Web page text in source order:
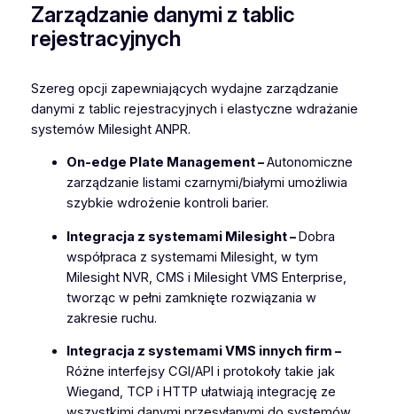
Zarządzanie danymi z tablic
rejestracyjnych
Szereg opcji zapewniających wydajne zarządzanie
danymi z tablic rejestracyjnych i elastyczne wdrażanie
systemów Milesight ANPR.
On-edge Plate Management –Autonomiczne
zarządzanie listami czarnymi/białymi umożliwia
szybkie wdrożenie kontroli barier.
Integracja z systemami Milesight –Dobra
współpraca z systemami Milesight, w tym
Milesight NVR, CMS i Milesight VMS Enterprise,
tworząc w pełni zamknięte rozwiązania w
zakresie ruchu.
Integracja z systemami VMS innych firm –
Różne interfejsy CGI/API i protokoły takie jak
Wiegand, TCP i HTTP ułatwiają integrację ze